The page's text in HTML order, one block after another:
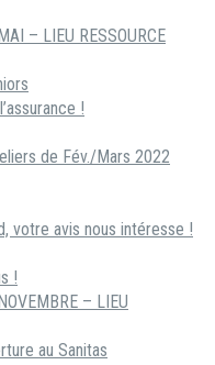
– LIEU RESSOURCE
!
de Fév./Mars 2022
votre avis nous intéresse !
!
– LIEU
au Sanitas